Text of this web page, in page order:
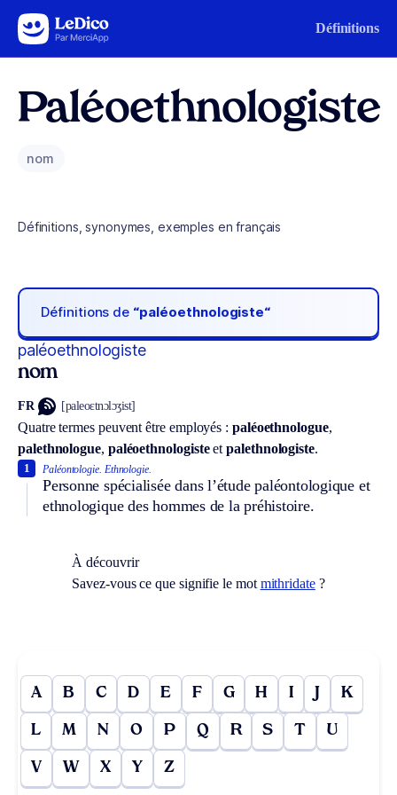
Aller au contenu Définitions
Paléoethnologiste
nom
Définitions, synonymes, exemples en français
Définitions de “paléoethnologiste“
paléoethnologiste
nom
FR [paleoɛtnɔlɔʒist]
Quatre termes peuvent être employés : paléoethnologue,
palethnologue, paléoethnologisteetpalethnologiste.
Paléontologie. Ethnologie.
Personne spécialisée dans l’étude paléontologique et
ethnologique des hommes de la préhistoire.
1
À découvrir
Savez-vous ce que signifie le mot mithridate?
A B C D E F G H I J K
L M N O P Q R S T U
V W X Y Z